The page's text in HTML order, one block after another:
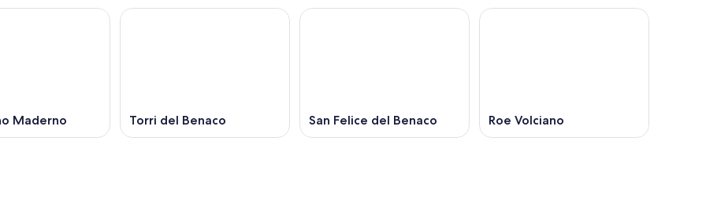
Maderno Torri del Benaco San Felice del Benaco Roe Volciano